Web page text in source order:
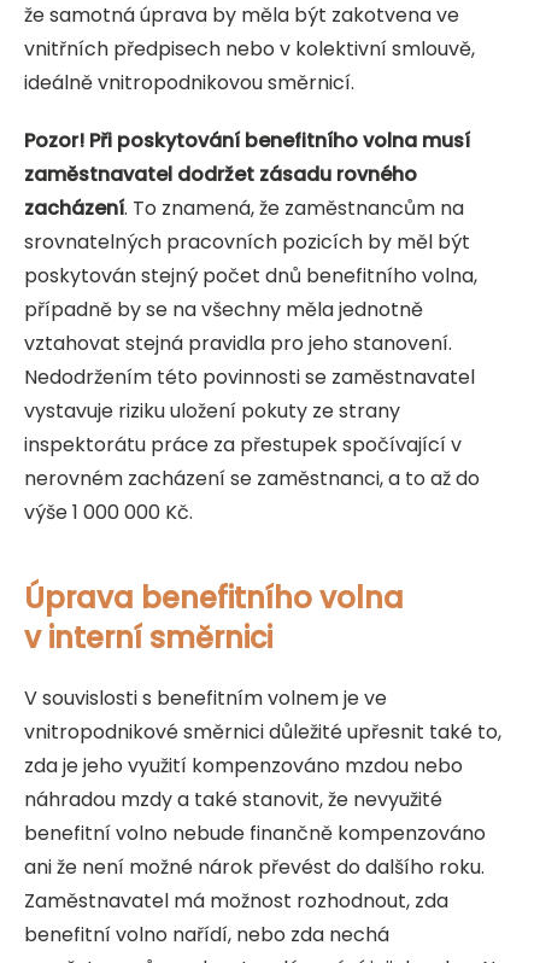
že samotná úprava by měla být zakotvena ve
vnitřních předpisech nebo v kolektivní smlouvě,
ideálně vnitropodnikovou směrnicí.
Pozor! Při poskytování benefitního volna musí
zaměstnavatel dodržet zásadu rovného
zacházení. To znamená, že zaměstnancům na
srovnatelných pracovních pozicích by měl být
poskytován stejný počet dnů benefitního volna,
případně by se na všechny měla jednotně
vztahovat stejná pravidla pro jeho stanovení.
Nedodržením této povinnosti se zaměstnavatel
vystavuje riziku uložení pokuty ze strany
inspektorátu práce za přestupek spočívající v
nerovném zacházení se zaměstnanci, a to až do
výše 1 000 000 Kč.
Úprava benefitního volna
v interní směrnici
V souvislosti s benefitním volnem je ve
vnitropodnikové směrnici důležité upřesnit také to,
zda je jeho využití kompenzováno mzdou nebo
náhradou mzdy a také stanovit, že nevyužité
benefitní volno nebude finančně kompenzováno
ani že není možné nárok převést do dalšího roku.
Zaměstnavatel má možnost rozhodnout, zda
benefitní volno nařídí, nebo zda nechá